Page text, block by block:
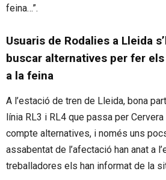
feina…”.
Usuaris de Rodalies a Lleida
buscar alternatives per fer
a la feina
A l’estació de tren de Lleida, bona
línia RL3 i RL4 que passa per
compte alternatives, i només uns
assabentat de l’afectació han anat a
treballadores els han informat de la